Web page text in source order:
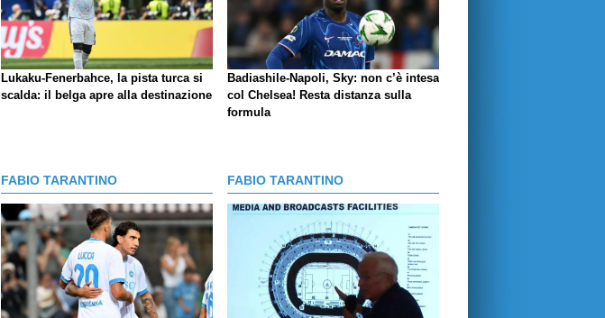
Lukaku-Fenerbahce, la pista turca si
scalda: il belga apre alla destinazione
Badiashile-Napoli, Sky: non c’è intesa
col Chelsea! Resta distanza sulla
formula
FABIO TARANTINO FABIO TARANTINO